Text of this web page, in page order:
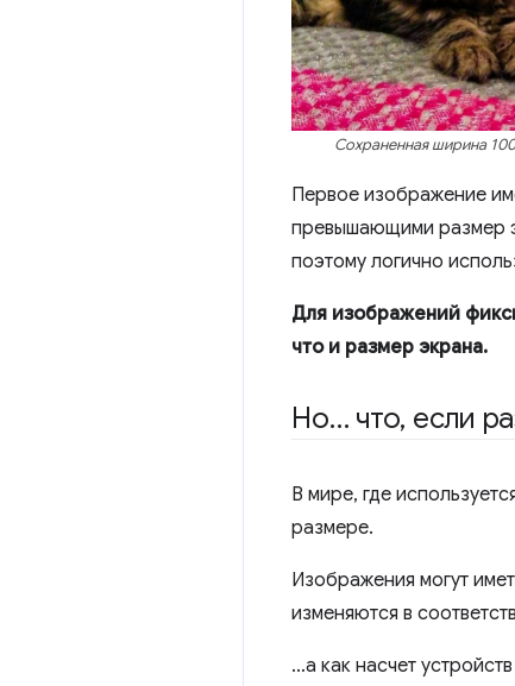
Сохраненная ширина
Первое изображение
превышающими размер
поэтому логично
Для изображений
что и размер экрана.
Но… что, если
В мире, где
размере.
Изображения могут
изменяются в
…а как насчет